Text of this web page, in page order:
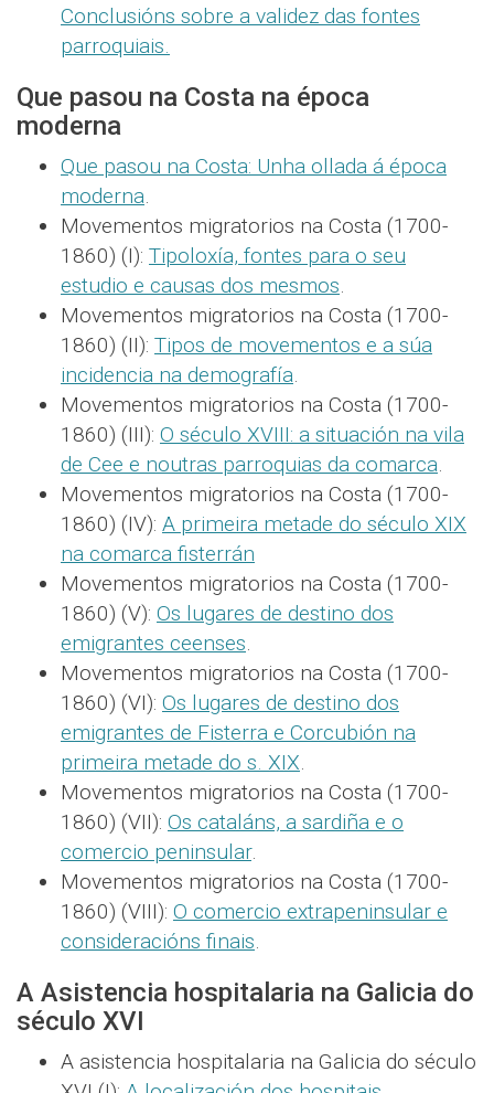
Conclusións sobre a validez das fontes
parroquiais.
Que pasou na Costa na época
moderna
Que pasou na Costa: Unha ollada á época
moderna.
Movementos migratorios na Costa (1700-
1860) (I): Tipoloxía, fontes para o seu
estudio e causas dos mesmos.
Movementos migratorios na Costa (1700-
1860) (II): Tipos de movementos e a súa
incidencia na demografía.
Movementos migratorios na Costa (1700-
1860) (III): O século XVIII: a situación na vila
de Cee e noutras parroquias da comarca.
Movementos migratorios na Costa (1700-
1860) (IV): A primeira metade do século XIX
na comarca fisterrán
Movementos migratorios na Costa (1700-
1860) (V): Os lugares de destino dos
emigrantes ceenses.
Movementos migratorios na Costa (1700-
1860) (VI): Os lugares de destino dos
emigrantes de Fisterra e Corcubión na
primeira metade do s. XIX.
Movementos migratorios na Costa (1700-
1860) (VII): Os cataláns, a sardiña e o
comercio peninsular.
Movementos migratorios na Costa (1700-
1860) (VIII): O comercio extrapeninsular e
consideracións finais.
A Asistencia hospitalaria na Galicia do
século XVI
A asistencia hospitalaria na Galicia do século